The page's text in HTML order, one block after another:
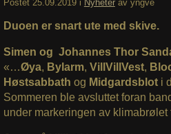
Postet 25.09.2019 i Nyheter av yngve
Duoen er snart ute med skive.
Simen og Johannes Thor
«…Øya, Bylarm, VillVillVest,
Høstsabbath og Midgardsblot i
Sommeren ble avsluttet foran
under markeringen av klimabrølet